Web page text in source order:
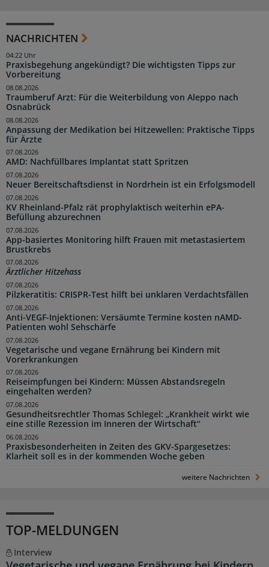
NACHRICHTEN
Praxisbegehung angekündigt? Die wichtigsten Tipps zur
Vorbereitung
04:22 Uhr
Traumberuf Arzt: Für die Weiterbildung von Aleppo nach
Osnabrück
08.08.2026
Anpassung der Medikation bei Hitzewellen: Praktische Tipps
für Ärzte
08.08.2026
AMD: Nachfüllbares Implantat statt Spritzen
07.08.2026
Neuer Bereitschaftsdienst in Nordrhein ist ein Erfolgsmodell
07.08.2026
KV Rheinland-Pfalz rät prophylaktisch weiterhin ePA-
Befüllung abzurechnen
07.08.2026
App-basiertes Monitoring hilft Frauen mit metastasiertem
Brustkrebs
07.08.2026
Ärztlicher Hitzehass
07.08.2026
Pilzkeratitis: CRISPR-Test hilft bei unklaren Verdachtsfällen
07.08.2026
Anti-VEGF-Injektionen: Versäumte Termine kosten nAMD-
Patienten wohl Sehschärfe
07.08.2026
Vegetarische und vegane Ernährung bei Kindern mit
Vorerkrankungen
07.08.2026
Reiseimpfungen bei Kindern: Müssen Abstandsregeln
eingehalten werden?
07.08.2026
Gesundheitsrechtler Thomas Schlegel: „Krankheit wirkt wie
eine stille Rezession im Inneren der Wirtschaft“
07.08.2026
Praxisbesonderheiten in Zeiten des GKV-Spargesetzes:
Klarheit soll es in der kommenden Woche geben
06.08.2026
weitere Nachrichten
TOP-MELDUNGEN
Interview